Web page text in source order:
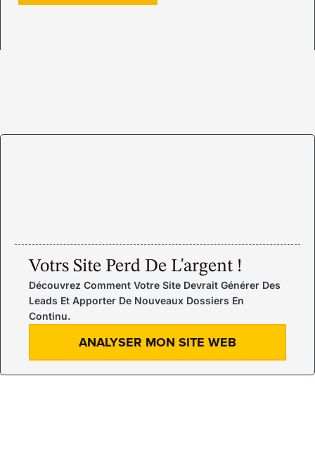
Votrs Site Perd De L'argent !
Découvrez Comment Votre Site Devrait Générer Des
Leads Et Apporter De Nouveaux Dossiers En
Continu.
ANALYSER MON SITE WEB